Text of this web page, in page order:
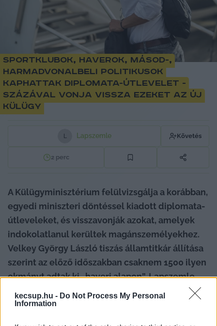
kecsup.hu - Do Not Process My Personal
Information
Sportklubok, haverok, másod-,
harmadvonalbeli politikusok
kaphattak diplomata-útlevelet -
százával vonja vissza ezeket az új
külügy
L Lapszemle Követés
2perc
A Külügyminisztérium felülvizsgálja a korábban,
egyedi miniszteri döntéssel kiadott diplomata-
útleveleket, és visszavonják azokat, amelyek
indokolatlanul kerültek magánszemélyekhez.
Velkey György László tiszás államtitkár állítása
szerint az előző időszakban csaknem 1500 ilyen
okmányt adtak ki „haveri alapon”. Lapszemle.
A Szijjártó-féle külügy közléséből korábban az